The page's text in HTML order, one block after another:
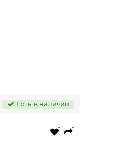
Есть в наличии